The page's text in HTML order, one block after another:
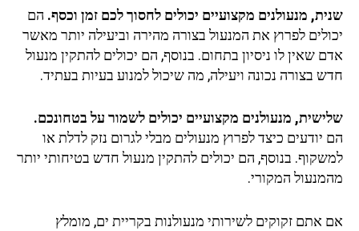
שנית, מנעולנים מקצועיים יכולים לחסוך לכם זמן וכסף. הם
יכולים לפרוץ את המנעול בצורה מהירה וביעילה יותר מאשר
אדם שאין לו ניסיון בתחום. בנוסף, הם יכולים להתקין מנעול
חדש בצורה נכונה ויעילה, מה שיכול למנוע בעיות בעתיד.
שלישית, מנעולנים מקצועיים יכולים לשמור על בטחונכם.
הם יודעים כיצד לפרוץ מנעולים מבלי לגרום נזק לדלת או
למשקוף. בנוסף, הם יכולים להתקין מנעול חדש בטיחותי יותר
מהמנעול המקורי.
אם אתם זקוקים לשירותי מנעולנות בקריית ים, מומלץ